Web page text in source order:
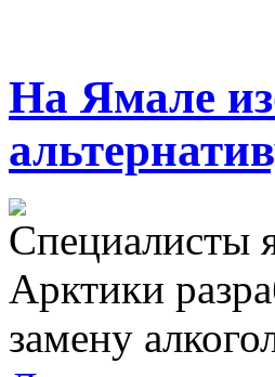
На Ямале
Специалисты
Арктики
замену